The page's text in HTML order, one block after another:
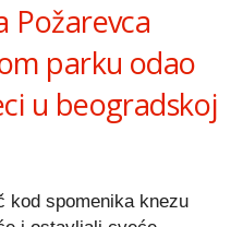
Požarevca
parku odao
u beogradskoj
kod spomenika knezu